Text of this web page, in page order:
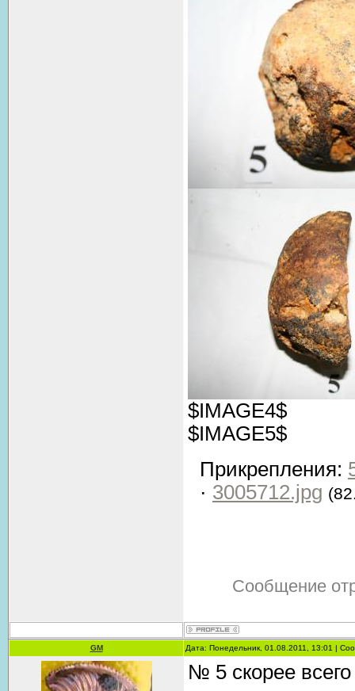
$IMAGE4$
$IMAGE5$
Прикрепления:
· 3005712.jpg
Сообщение
GM Дата: Понедельник, 01.08.2011, 13:01 |
№ 5 скорее